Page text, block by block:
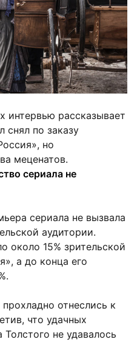
интервью рассказывает
снял по заказу
но
меценатов.
сериала не
сериала не вызвала
аудитории.
около 15% зрительской
а до конца его
отнеслись к
что удачных
не удавалось